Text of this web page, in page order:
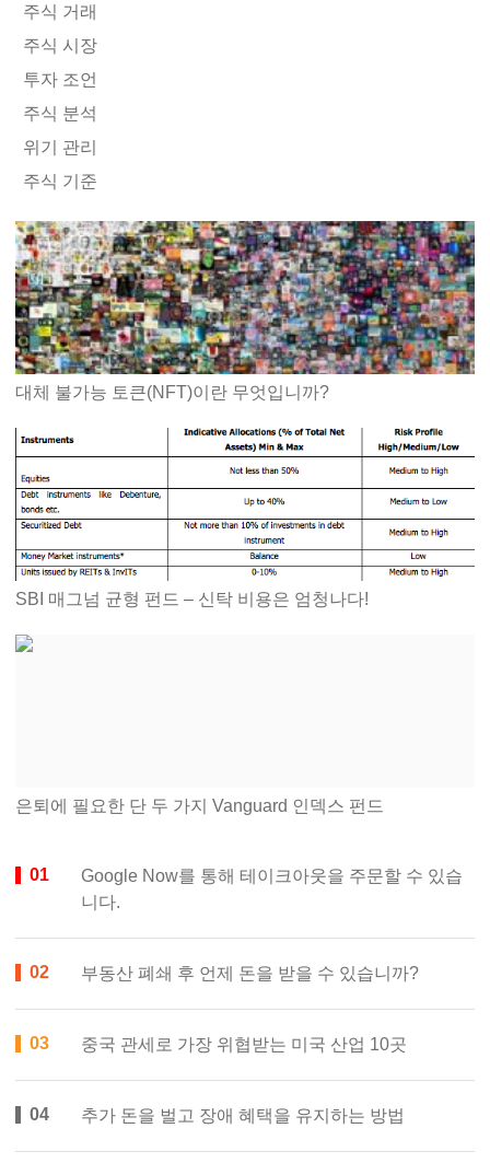
주식 거래
주식 시장
투자 조언
주식 분석
위기 관리
주식 기준
대체 불가능 토큰(NFT)이란 무엇입니까?
SBI 매그넘 균형 펀드 – 신탁 비용은 엄청나다!
은퇴에 필요한 단 두 가지 Vanguard 인덱스 펀드
Google Now를 통해 테이크아웃을 주문할 수 있습
니다.
부동산 폐쇄 후 언제 돈을 받을 수 있습니까?
중국 관세로 가장 위협받는 미국 산업 10곳
추가 돈을 벌고 장애 혜택을 유지하는 방법